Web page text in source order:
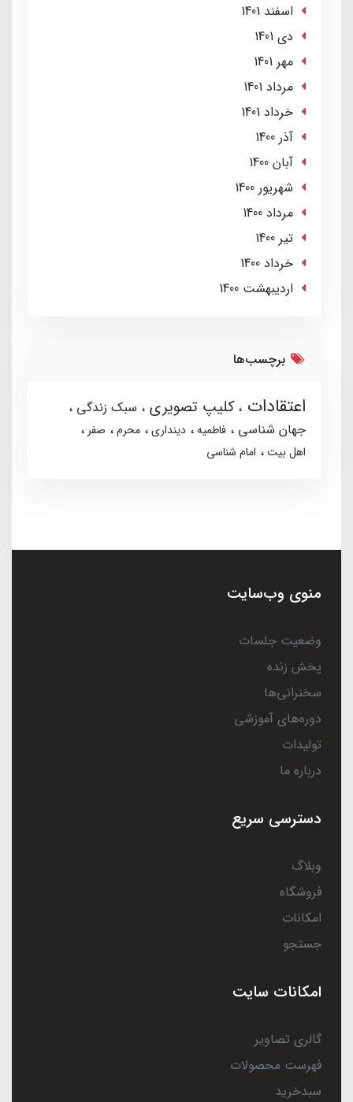
اسفند 1401
دی 1401
مهر 1401
مرداد 1401
خرداد 1401
آذر 1400
آبان 1400
شهریور 1400
مرداد 1400
تير 1400
خرداد 1400
ارديبهشت 1400
برچسب‌ها
اعتقادات کلیپ تصویری
سبک زندگی
جهان شناسی
فاطمیه دینداری محرم
صفر
اهل بیت
امام شناسی
منوی وب‌سایت
وضعیت جلسات
پخش زنده
سخنرانی‌ها
دوره‌های آموزشی
تولیدات
درباره ما
دسترسی سریع
وبلاگ
فروشگاه
امکانات
جستجو
امکانات سایت
گالری تصاویر
فهرست محصولات
سبدخرید